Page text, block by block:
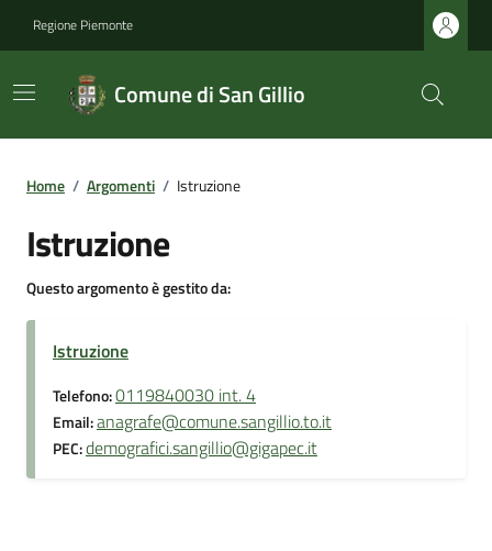
Regione Piemonte
Comune di San Gillio
Home / Argomenti / Istruzione
Istruzione
Questo argomento è gestito da:
Istruzione
Telefono:0119840030 int. 4
Email:anagrafe@comune.sangillio.to.it
PEC:demografici.sangillio@gigapec.it